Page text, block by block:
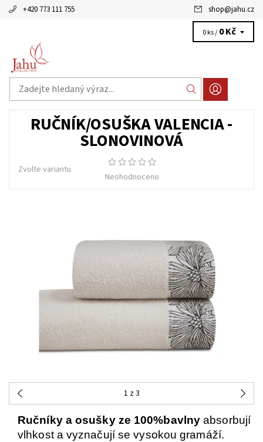
+420 773 111 755 shop@jahu.cz
0 ks / 0 Kč
RUČNÍK/OSUŠKA VALENCIA -
SLONOVINOVÁ
Zvolte variantu
Neohodnoceno
1 z 3
Ručníky a osušky ze 100%bavlny absorbují
vlhkost a vyznačují se vysokou gramáží.